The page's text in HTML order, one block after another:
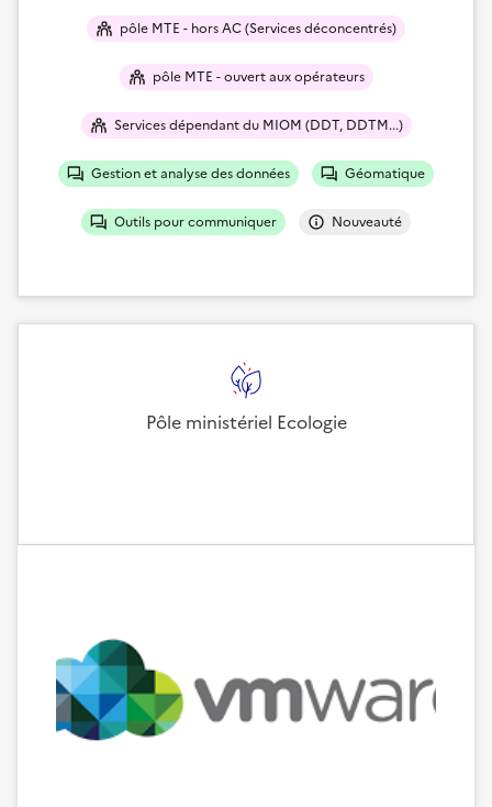
pôle MTE - hors AC (Services déconcentrés)
pôle MTE - ouvert aux opérateurs
Services dépendant du MIOM (DDT, DDTM...)
Gestion et analyse des données Géomatique
Outils pour communiquer Nouveauté
Pôle ministériel Ecologie